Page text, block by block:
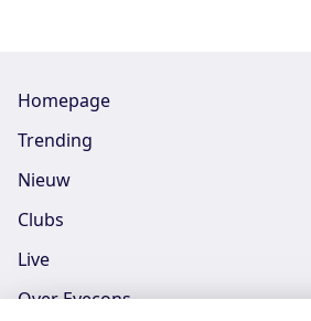
Homepage
Trending
Nieuw
Clubs
Live
Over Eyecons